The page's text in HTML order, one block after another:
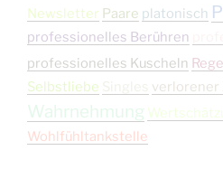
Newsletter Paare platonisch
professionelles Berühren
professionelles Kuscheln
Selbstliebe Singles verlorener
Wahrnehmung
Wohlfühltankstelle